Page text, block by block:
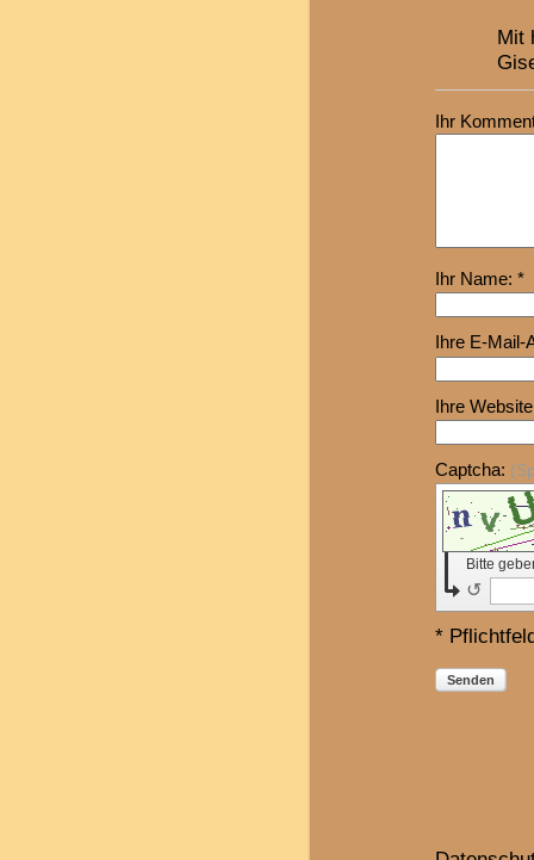
Mit
Ihr
Ihr Name: *
Ihre E-
Ihre
Captcha:
Bitte
↺
*
Senden